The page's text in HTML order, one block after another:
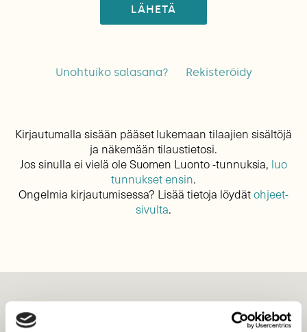
LÄHETÄ
Unohtuiko salasana? Rekisteröidy
Kirjautumalla sisään pääset lukemaan tilaajien sisältöjä
ja näkemään tilaustietosi.
Jos sinulla ei vielä ole Suomen Luonto -tunnuksia, luo
tunnukset ensin.
Ongelmia kirjautumisessa? Lisää tietoja löydätohjeet-
sivulta.